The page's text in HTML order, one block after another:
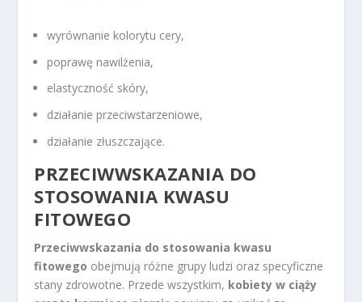
wyrównanie kolorytu cery,
poprawę nawilżenia,
elastyczność skóry,
działanie przeciwstarzeniowe,
działanie złuszczające.
PRZECIWWSKAZANIA DO
STOSOWANIA KWASU
FITOWEGO
Przeciwwskazania do stosowania kwasu
fitowego obejmują różne grupy ludzi oraz specyficzne
stany zdrowotne. Przede wszystkim, kobiety w ciąży